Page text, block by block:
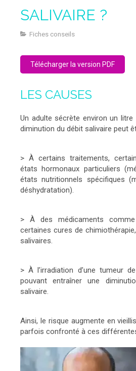
SALIVAIRE ?
Fiches conseils
Télécharger la version PDF
LES CAUSES
Un adulte sécrète environ un
diminution du débit salivaire peut
> À certains traitements,
états hormonaux particuliers
états nutritionnels spécifiques
déshydratation).
> À des médicaments comme
certaines cures de
salivaires.
> À l’irradiation d’une tumeur
pouvant entraîner une
salivaire.
Ainsi, le risque augmente en
parfois confronté à ces